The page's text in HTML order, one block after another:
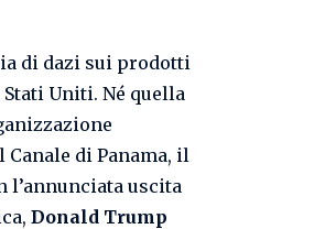
di dazi sui prodotti
Uniti. Né quella
di Panama, il
l’annunciata uscita
Donald Trump